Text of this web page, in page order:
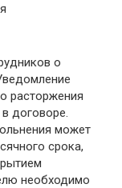
о
расторжения
договоре.
может
срока,
необходимо